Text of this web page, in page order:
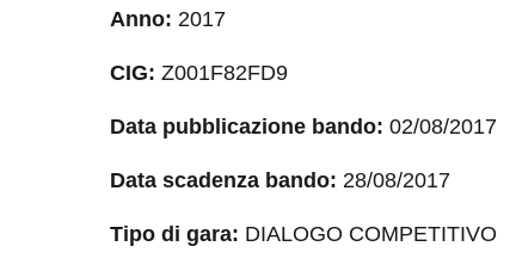
Anno: 2017
CIG: Z001F82FD9
Data pubblicazione bando: 02/08/2017
Data scadenza bando: 28/08/2017
Tipo di gara: DIALOGO COMPETITIVO